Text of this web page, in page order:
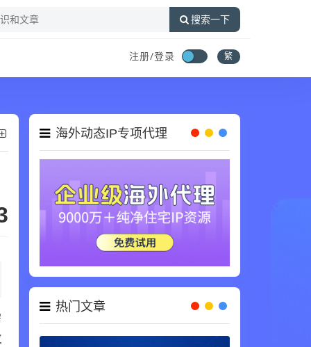
搜索一下
注册/登录 繁
海外动态IP专项代理
热门文章